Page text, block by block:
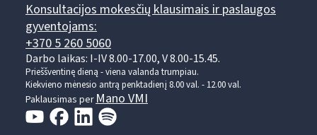
Konsultacijos mokesčių klausimais ir paslaugos
gyventojams:
+370 5 260 5060
Darbo laikas: I-IV 8.00-17.00, V 8.00-15.45.
Prieššventinę dieną - viena valanda trumpiau.
Kiekvieno mėnesio antrą penktadienį 8.00 val. - 12.00 val.
Paklausimas perMano VMI